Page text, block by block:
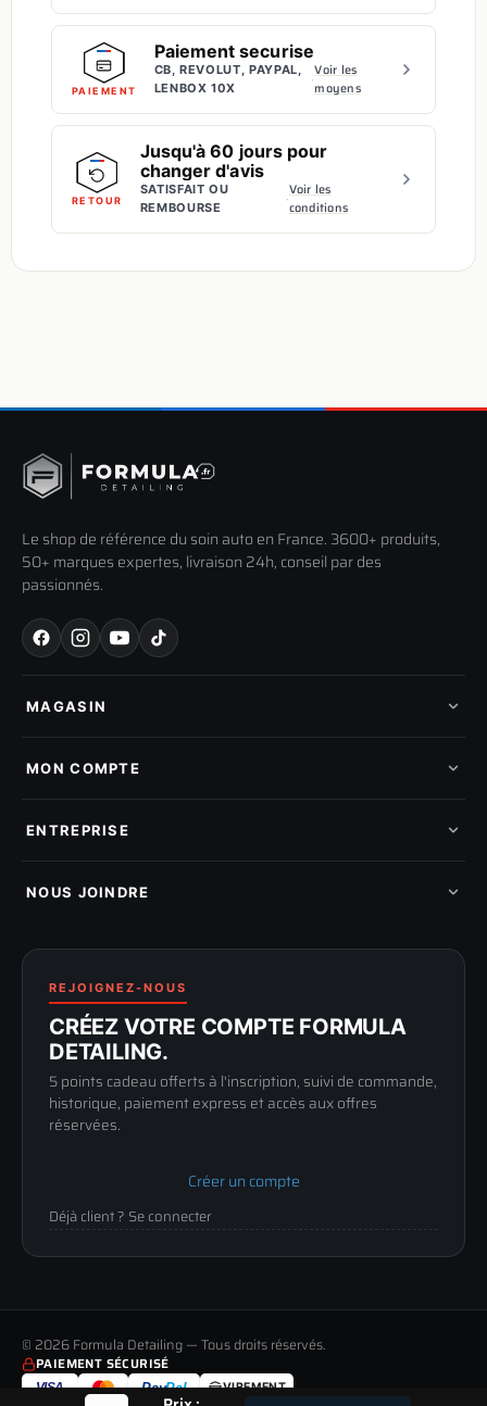
PAIEMENT
Paiement securise
CB, REVOLUT, PAYPAL,
LENBOX 10X
·Voir les
moyens
RETOUR
Jusqu'à 60 jours pour
changer d'avis
SATISFAIT OU
REMBOURSE
·Voir les
conditions
Le shop de référence du soin auto en France. 3600+ produits,
50+ marques expertes, livraison 24h, conseil par des
passionnés.
MAGASIN
Nos marques
Pads de polissage
Pièces détachées
MON COMPTE
Mes tickets SAV
Mon parrainage
Programme fidelite
ENTREPRISE
Compte pro
Politique de retour
Conditions générales
Mentions légales
Confidentialité
NOUS JOINDRE
89100 SENS
03 73 61 02 02
Lun-Ven
9h-12h / 14h-17h
REJOIGNEZ-NOUS
CRÉEZ VOTRE COMPTE FORMULA
DETAILING.
5 points cadeau offerts à l'inscription, suivi de commande,
historique, paiement express et accès aux offres
réservées.
Créer un compte
Déjà client ? Se connecter
PAIEMENT SÉCURISÉ
VISA PayPal VIREMENT
© 2026 Formula Detailing — Tous droits réservés.